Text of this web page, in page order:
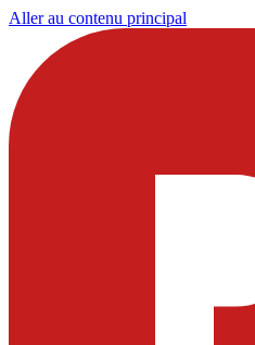
Aller au contenu principal